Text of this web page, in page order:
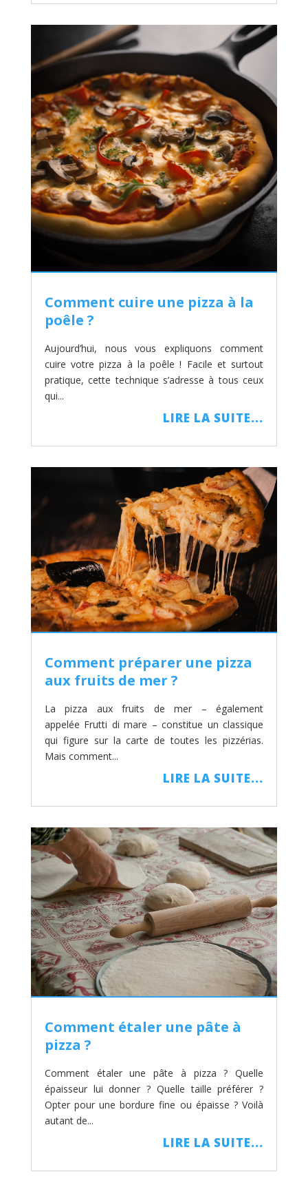
Comment cuire une pizza à la
poêle ?
Aujourd’hui, nous vous expliquons comment
cuire votre pizza à la poêle ! Facile et surtout
pratique, cette technique s’adresse à tous ceux
qui...
LIRE LA SUITE...
Comment préparer une pizza
aux fruits de mer ?
La pizza aux fruits de mer – également
appelée Frutti di mare – constitue un classique
qui figure sur la carte de toutes les pizzérias.
Mais comment...
LIRE LA SUITE...
Comment étaler une pâte à
pizza ?
Comment étaler une pâte à pizza ? Quelle
épaisseur lui donner ? Quelle taille préférer ?
Opter pour une bordure fine ou épaisse ? Voilà
autant de...
LIRE LA SUITE...